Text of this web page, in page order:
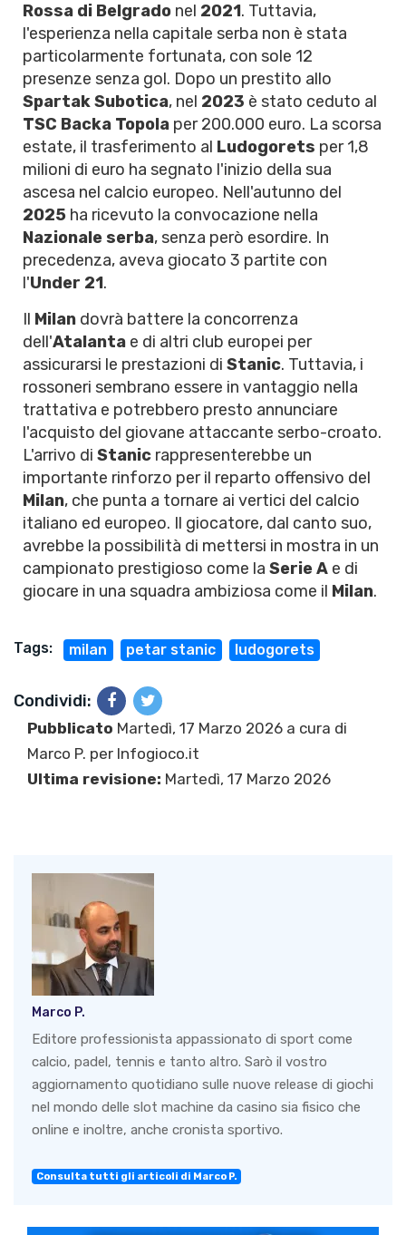
Rossa di Belgrado nel 2021. Tuttavia,
l'esperienza nella capitale serba non è stata
particolarmente fortunata, con sole 12
presenze senza gol. Dopo un prestito allo
Spartak Subotica, nel 2023 è stato ceduto al
TSC Backa Topola per 200.000 euro. La scorsa
estate, il trasferimento al Ludogorets per 1,8
milioni di euro ha segnato l'inizio della sua
ascesa nel calcio europeo. Nell'autunno del
2025 ha ricevuto la convocazione nella
Nazionale serba, senza però esordire. In
precedenza, aveva giocato 3 partite con
l'Under 21.
Il Milan dovrà battere la concorrenza
dell'Atalanta e di altri club europei per
assicurarsi le prestazioni di Stanic. Tuttavia, i
rossoneri sembrano essere in vantaggio nella
trattativa e potrebbero presto annunciare
l'acquisto del giovane attaccante serbo-croato.
L'arrivo di Stanic rappresenterebbe un
importante rinforzo per il reparto offensivo del
Milan, che punta a tornare ai vertici del calcio
italiano ed europeo. Il giocatore, dal canto suo,
avrebbe la possibilità di mettersi in mostra in un
campionato prestigioso come la Serie A e di
giocare in una squadra ambiziosa come il Milan.
Tags: milan petar stanic ludogorets
Condividi:
Pubblicato Martedì, 17 Marzo 2026 a cura di
Marco P. per Infogioco.it
Ultima revisione: Martedì, 17 Marzo 2026
Marco P.
Editore professionista appassionato di sport come
calcio, padel, tennis e tanto altro. Sarò il vostro
aggiornamento quotidiano sulle nuove release di giochi
nel mondo delle slot machine da casino sia fisico che
online e inoltre, anche cronista sportivo.
Consulta tutti gli articoli di Marco P.